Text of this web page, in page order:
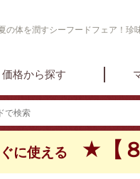
の体を潤すシーフードフェア！
価格から探す
ぐに使える ★【